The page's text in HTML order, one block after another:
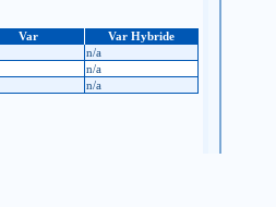
Var
Var Hybride
n/a
n/a
n/a